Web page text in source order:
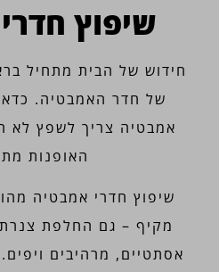
שיפוץ
חידוש של הבית מתחיל
של חדר האמבטיה.
אמבטיה צריך לשפץ לא
האופנות
שיפוץ חדרי אמבטיה
מקיף – גם החלפת צנרת
אסתטיים, מרהיבים